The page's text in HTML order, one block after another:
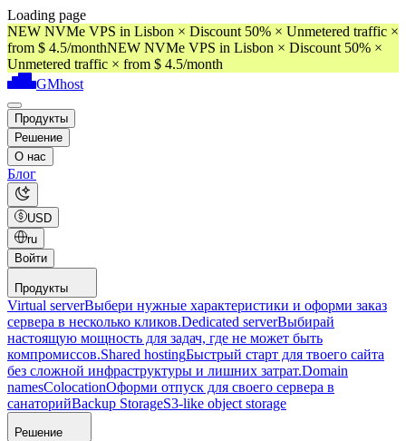
Loading page
NEW NVMe VPS in Lisbon × Discount 50% × Unmetered traffic ×
from $ 4.5/monthNEW NVMe VPS in Lisbon × Discount 50% ×
Unmetered traffic × from $ 4.5/month
GMhost
Продукты
Решение
О нас
Блог
USD
ru
Войти
Продукты
Virtual serverВыбери нужные характеристики и оформи заказ
сервера в несколько кликов.Dedicated serverВыбирай
настоящую мощность для задач, где не может быть
компромиссов.Shared hostingБыстрый старт для твоего сайта
без сложной инфраструктуры и лишних затрат.Domain
namesColocationОформи отпуск для своего сервера в
санаторийBackup StorageS3-like object storage
Решение